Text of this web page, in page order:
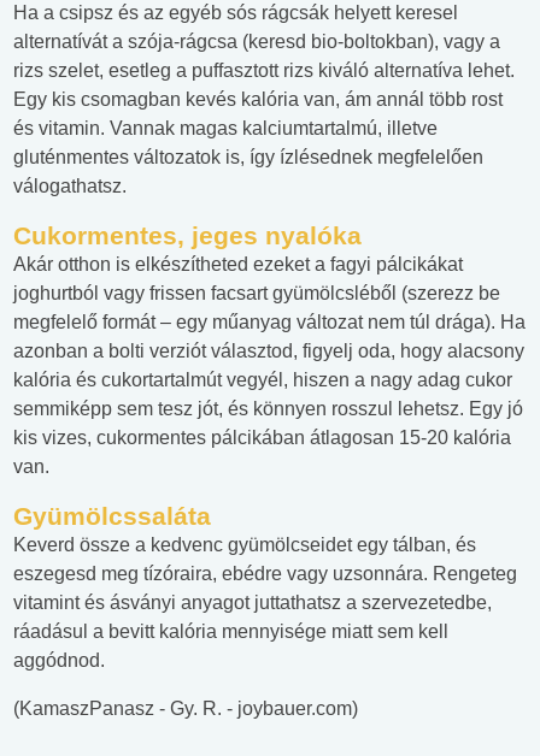
Ha a csipsz és az egyéb sós rágcsák helyett keresel
alternatívát a szója-rágcsa (keresd bio-boltokban), vagy a
rizs szelet, esetleg a puffasztott rizs kiváló alternatíva lehet.
Egy kis csomagban kevés kalória van, ám annál több rost
és vitamin. Vannak magas kalciumtartalmú, illetve
gluténmentes változatok is, így ízlésednek megfelelően
válogathatsz.
Cukormentes, jeges nyalóka
Akár otthon is elkészítheted ezeket a fagyi pálcikákat
joghurtból vagy frissen facsart gyümölcsléből (szerezz be
megfelelő formát – egy műanyag változat nem túl drága). Ha
azonban a bolti verziót választod, figyelj oda, hogy alacsony
kalória és cukortartalmút vegyél, hiszen a nagy adag cukor
semmiképp sem tesz jót, és könnyen rosszul lehetsz. Egy jó
kis vizes, cukormentes pálcikában átlagosan 15-20 kalória
van.
Gyümölcssaláta
Keverd össze a kedvenc gyümölcseidet egy tálban, és
eszegesd meg tízóraira, ebédre vagy uzsonnára. Rengeteg
vitamint és ásványi anyagot juttathatsz a szervezetedbe,
ráadásul a bevitt kalória mennyisége miatt sem kell
aggódnod.
(KamaszPanasz - Gy. R. - joybauer.com)